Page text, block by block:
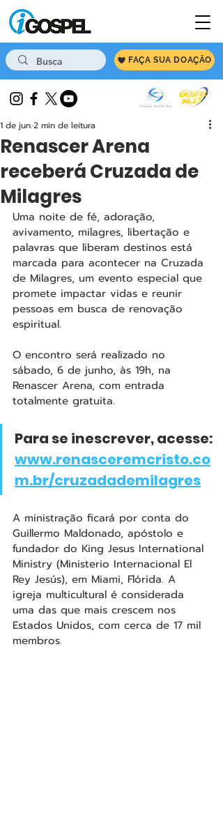
FAÇA SUA DOAÇÃO
Renascer Arena
receberá Cruzada de
Milagres
1 de jun.2 min de leitura
Uma noite de fé, adoração,
avivamento, milagres, libertação e
palavras que liberam destinos está
marcada para acontecer na Cruzada
de Milagres, um evento especial que
promete impactar vidas e reunir
pessoas em busca de renovação
espiritual.
O encontro será realizado no
sábado, 6 de junho, às 19h, na
Renascer Arena, com entrada
totalmente gratuita.
Para se inescrever, acesse:
www.renasceremcristo.co
m.br/cruzadademilagres
A ministração ficará por conta do
Guillermo Maldonado, apóstolo e
fundador do King Jesus International
Ministry (Ministerio Internacional El
Rey Jesús), em Miami, Flórida. A
igreja multicultural é considerada
uma das que mais crescem nos
Estados Unidos, com cerca de 17 mil
membros.